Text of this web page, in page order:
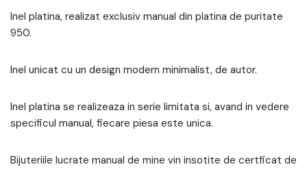
Inel platina, realizat exclusiv manual din platina de puritate
950.
Inel unicat cu un design modern minimalist, de autor.
Inel platina se realizeaza in serie limitata si, avand in vedere
specificul manual, fiecare piesa este unica.
Bijuteriile lucrate manual de mine vin insotite de certficat de